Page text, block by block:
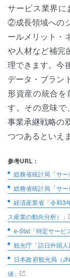
サービス業界に
②成長領域への
ールメリット・
や人材など補完
理できます。今
データ・ブラン
形資産の統合を
す。その意味で
事業承継戦略の
つつあるといえ
参考URL：
総務省統計局「サー
総務省統計局「サ
経済産業省「令和3
ス産業の動向分析）」
e-Stat「特定サービ
観光庁「訪日外国人
日本政府観光局（
値」